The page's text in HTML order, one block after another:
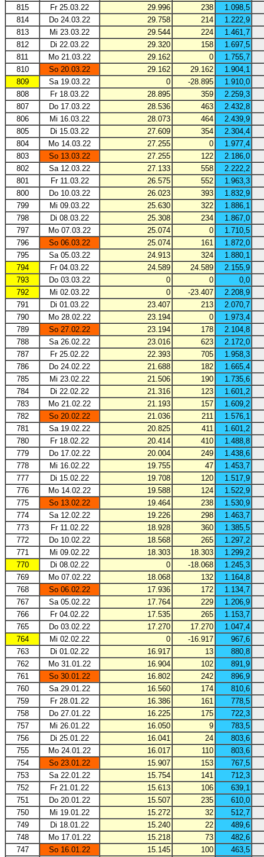
815 Fr 25.03.22 29.996 238
1.098,5
814
Do 24.03.22 29.758 214
1.222,9
813
Mi 23.03.22 29.544 224
1.461,7
812
Di 22.03.22 29.320 158
1.697,5
811
Mo 21.03.22 29.162 0
1.755,7
810
So 20.03.22 29.162 29.162
1.904,1
809
Sa 19.03.22 0 -28.895
1.910,0
808
Fr 18.03.22 28.895 359
2.259,3
807
Do 17.03.22 28.536 463
2.432,8
806
Mi 16.03.22 28.073 464
2.439,9
805
Di 15.03.22 27.609 354
2.304,4
804
Mo 14.03.22 27.255 0
1.977,4
803
So 13.03.22 27.255 122
2.186,0
802
Sa 12.03.22 27.133 558
2.222,2
801
Fr 11.03.22 26.575 552
1.963,3
800
Do 10.03.22 26.023 393
1.832,9
799
Mi 09.03.22 25.630 322
1.886,1
798
Di 08.03.22 25.308 234
1.867,0
797
Mo 07.03.22 25.074 0
1.710,5
796
So 06.03.22 25.074 161
1.872,0
795
Sa 05.03.22 24.913 324
1.880,1
794
Fr 04.03.22 24.589 24.589
2.155,9
793
Do 03.03.22 0 0
0,0
792
Mi 02.03.22 0 -23.407
2.208,9
791
Di 01.03.22 23.407 213
2.070,7
790
Mo 28.02.22 23.194 0
1.973,4
789
So 27.02.22 23.194 178
2.104,8
788
Sa 26.02.22 23.016 623
2.172,0
787
Fr 25.02.22 22.393 705
1.958,3
786
Do 24.02.22 21.688 182
1.665,4
785
Mi 23.02.22 21.506 190
1.735,6
784
Di 22.02.22 21.316 123
1.601,2
783
Mo 21.02.22 21.193 157
1.609,2
782
So 20.02.22 21.036 211
1.576,1
781
Sa 19.02.22 20.825 411
1.601,2
780
Fr 18.02.22 20.414 410
1.488,8
779
Do 17.02.22 20.004 249
1.438,6
778
Mi 16.02.22 19.755 47
1.453,7
777
Di 15.02.22 19.708 120
1.517,9
776
Mo 14.02.22 19.588 124
1.522,9
775
So 13.02.22 19.464 238
1.530,9
774
Sa 12.02.22 19.226 298
1.463,7
773
Fr 11.02.22 18.928 360
1.385,5
772
Do 10.02.22 18.568 265
1.297,2
771
Mi 09.02.22 18.303 18.303
1.299,2
770
Di 08.02.22 0 -18.068
1.245,3
769
Mo 07.02.22 18.068 132
1.164,8
768
So 06.02.22 17.936 172
1.134,7
767
Sa 05.02.22 17.764 229
1.206,9
766
Fr 04.02.22 17.535 265
1.153,7
765
Do 03.02.22 17.270 17.270
1.047,4
764
Mi 02.02.22 0 -16.917
967,6
763
Di 01.02.22 16.917 13
880,8
762
Mo 31.01.22 16.904 102
891,9
761
So 30.01.22 16.802 242
896,9
760
Sa 29.01.22 16.560 174
810,6
759
Fr 28.01.22 16.386 161
778,5
758
Do 27.01.22 16.225 175
722,3
757
Mi 26.01.22 16.050 9
783,5
756
Di 25.01.22 16.041 24
803,6
755
Mo 24.01.22 16.017 110
803,6
754
So 23.01.22 15.907 153
767,5
753
Sa 22.01.22 15.754 141
712,3
752
Fr 21.01.22 15.613 106
639,1
751
Do 20.01.22 15.507 235
610,0
750
Mi 19.01.22 15.272 32
512,7
749
Di 18.01.22 15.240 22
489,6
748
Mo 17.01.22 15.218 73
482,6
747
So 16.01.22 15.145 100
463,5